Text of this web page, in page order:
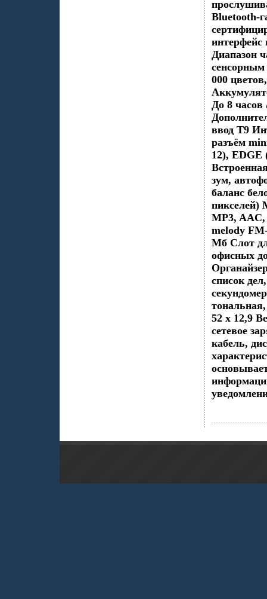
Bluetooth-
интерфейс
Диапазон
сенсорным
000
До 8 часов
ввод Т9
разъём
12), EDGE
зум,
баланс
пикселей)
MP3,
melody
Мб Слот
офисных
список
52 x 12,9
сетевое
кабель,